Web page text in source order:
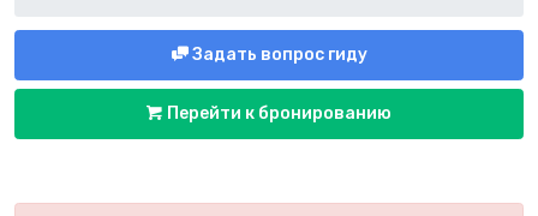
Задать вопрос гиду
Перейти к бронированию